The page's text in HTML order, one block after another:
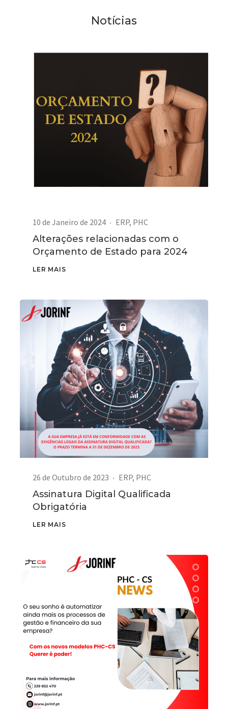
Notícias
10 de Janeiro de 2024 ERP, PHC
Alterações relacionadas com o
Orçamento de Estado para 2024
LER MAIS
26 de Outubro de 2023 ERP, PHC
Assinatura Digital Qualificada
Obrigatória
LER MAIS